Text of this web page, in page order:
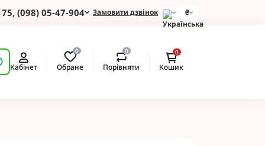
(098) 05-47-904 Замовити дзвінок ₴
Кабінет
0
Обране
0
Порівняти
0
Кошик
Зернових
для Соняшнику
Картоплі